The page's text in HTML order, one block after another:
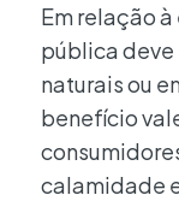
Em relação
pública deve
naturais ou
benefício
calamidade